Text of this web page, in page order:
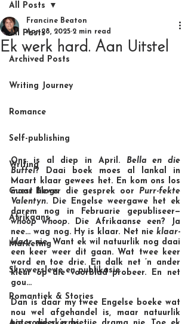
All Posts
Archived Posts
Writing Journey
Romance
Self-publishing
Writing
Guest Blogs
Afrikaans
Marketing
Skrywerslewe en publikasie
Romantiek & Stories
All Posts
Ek werk hard. Aan Uitstel
Francine Beaton
Apr 28, 2025 2 min read
Ons is al diep in April. Bella en die
Buffel? Daai boek moes al lankal in
Maart klaar gewees het. En kom ons los
maar liewer die gesprek oor Purr-fekte
Valentyn. Die Engelse weergawe het ek
darem nog in Februarie gepubliseer—
whoop whoop. Die Afrikaanse een? Ja
nee… wag nog. Hy is klaar. Net nie klaar-
klaar nie. Want ek wil natuurlik nog daai
een keer weer dit gaan. Wat twee keer
word en toe drie. En dalk net ’n ander
kleur op die voorblad probeer. En net
gou...
Dan is daar my twee Engelse boeke wat
nou wel afgehandel is, maar natuurlik